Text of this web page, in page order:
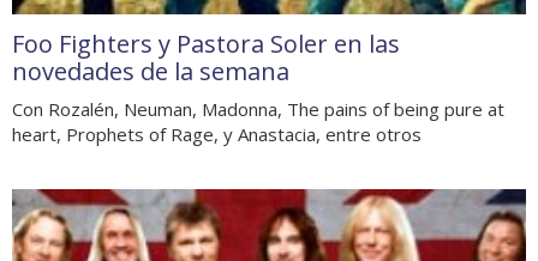
Foo Fighters y Pastora Soler en las
novedades de la semana
Con Rozalén, Neuman, Madonna, The pains of being pure at
heart, Prophets of Rage, y Anastacia, entre otros